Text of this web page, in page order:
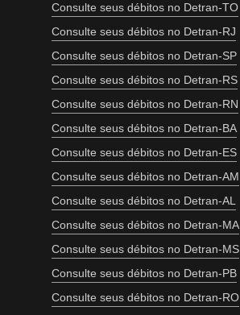
Consulte seus débitos no Detran-TO
Consulte seus débitos no Detran-RJ
Consulte seus débitos no Detran-SP
Consulte seus débitos no Detran-RS
Consulte seus débitos no Detran-RN
Consulte seus débitos no Detran-BA
Consulte seus débitos no Detran-ES
Consulte seus débitos no Detran-AM
Consulte seus débitos no Detran-AL
Consulte seus débitos no Detran-MA
Consulte seus débitos no Detran-MS
Consulte seus débitos no Detran-PB
Consulte seus débitos no Detran-RO